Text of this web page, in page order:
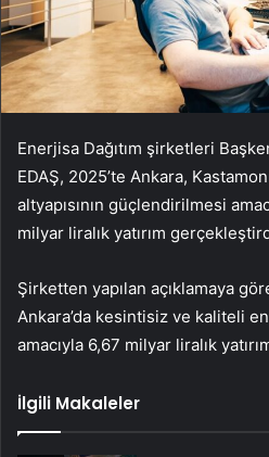
Enerjisa Dağıtım şirketleri
EDAŞ, 2025’te Ankara,
altyapısının güçlendirilmesi
milyar liralık yatırım
Şirketten yapılan açıklamaya
Ankara’da kesintisiz ve kaliteli
amacıyla 6,67 milyar liralık
İlgili Makaleler